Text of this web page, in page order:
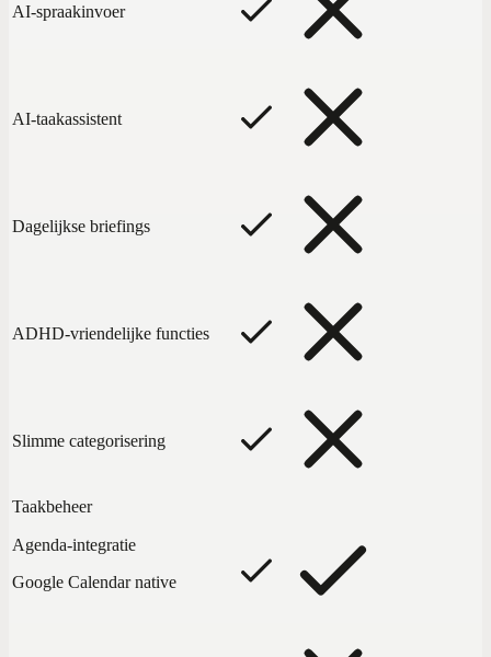
AI-spraakinvoer
AI-taakassistent
Dagelijkse briefings
ADHD-vriendelijke functies
Slimme categorisering
Taakbeheer
Agenda-integratie
Google Calendar native